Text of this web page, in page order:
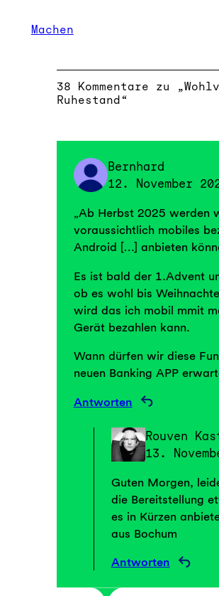
Machen
38 Kommentare zu
Ruhestand“
Bernhard
12. November
„Ab Herbst 2025 werden
voraussichtlich mobiles
Android […] anbieten
Es ist bald der 1.Advent
ob es wohl bis
wird das ich mobil mmit
Gerät bezahlen kann.
Wann dürfen wir diese
neuen Banking APP
Antworten
Rouven
13.
Guten Morgen,
die Bereitstellung
es in Kürzen
aus Bochum
Antworten